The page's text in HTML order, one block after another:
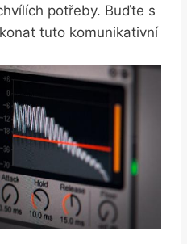
potřeby. Buďte s
tuto komunikativní